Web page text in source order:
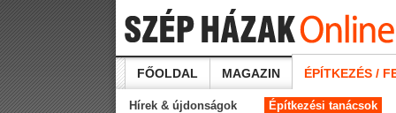
FŐOLDAL MAGAZIN ÉPÍTKEZÉS /
Hírek & újdonságok Építkezési tanácsok